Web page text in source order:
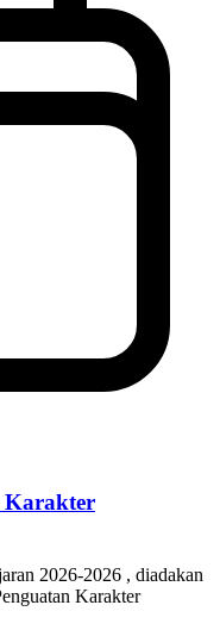
Karakter
2026-2026 , diadakan
Karakter